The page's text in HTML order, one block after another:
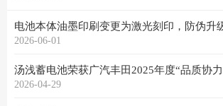
电池本体油墨印刷变更为激光刻印，防伪升
2026-06-01
汤浅蓄电池荣获广汽丰田2025年度“品质协
2026-04-29